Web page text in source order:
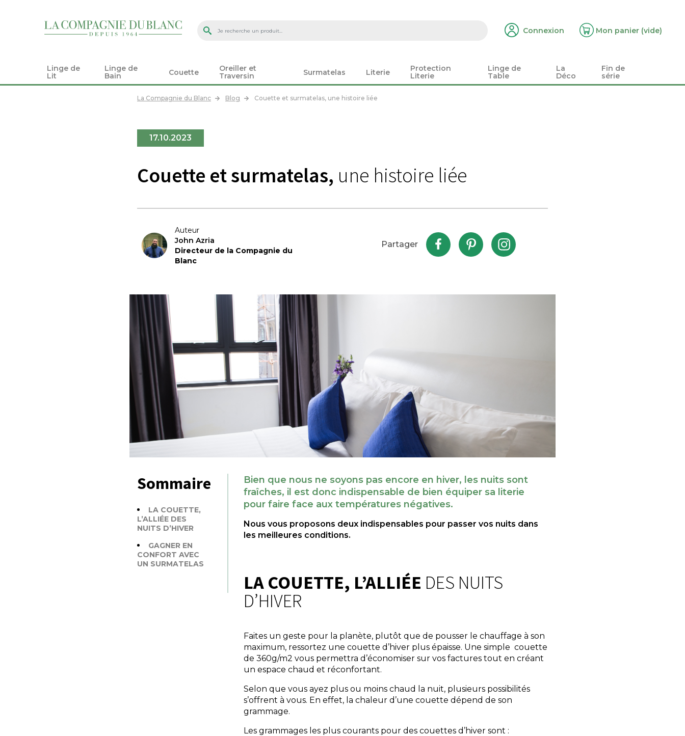
Connexion Mon panier (vide)
Linge de
Lit
Linge de
Bain
Couette
Oreiller et
Traversin
Surmatelas Literie
Protection
Literie
Linge de
Table
La
Déco
Fin de
série
La Compagnie du Blanc Blog Couette et surmatelas, une histoire liée
17.10.2023
Couette et surmatelas, une histoire liée
Auteur
John Azria
Directeur de la Compagnie du
Blanc
Partager
Sommaire
LA COUETTE,
L’ALLIÉE DES
NUITS D’HIVER
GAGNER EN
CONFORT AVEC
UN SURMATELAS
Bien que nous ne soyons pas encore en hiver, les nuits sont
fraîches, il est donc indispensable de bien équiper sa literie
pour faire face aux températures négatives.
Nous vous proposons deux indispensables pour passer vos nuits dans
les meilleures conditions.
LA COUETTE, L’ALLIÉE DES NUITS
D’HIVER
Faites un geste pour la planète, plutôt que de pousser le chauffage à son
maximum, ressortez une couette d’hiver plus épaisse. Une simple couette
de 360g/m2 vous permettra d’économiser sur vos factures tout en créant
un espace chaud et réconfortant.
Selon que vous ayez plus ou moins chaud la nuit, plusieurs possibilités
s’offrent à vous. En effet, la chaleur d’une couette dépend de son
grammage.
Les grammages les plus courants pour des couettes d’hiver sont :